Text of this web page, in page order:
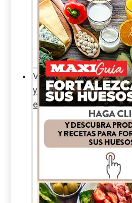
Sexualidad
responsable
En
la
percha
Vida
y
estilo
Productos
nuevos
Moda
Hogar
y